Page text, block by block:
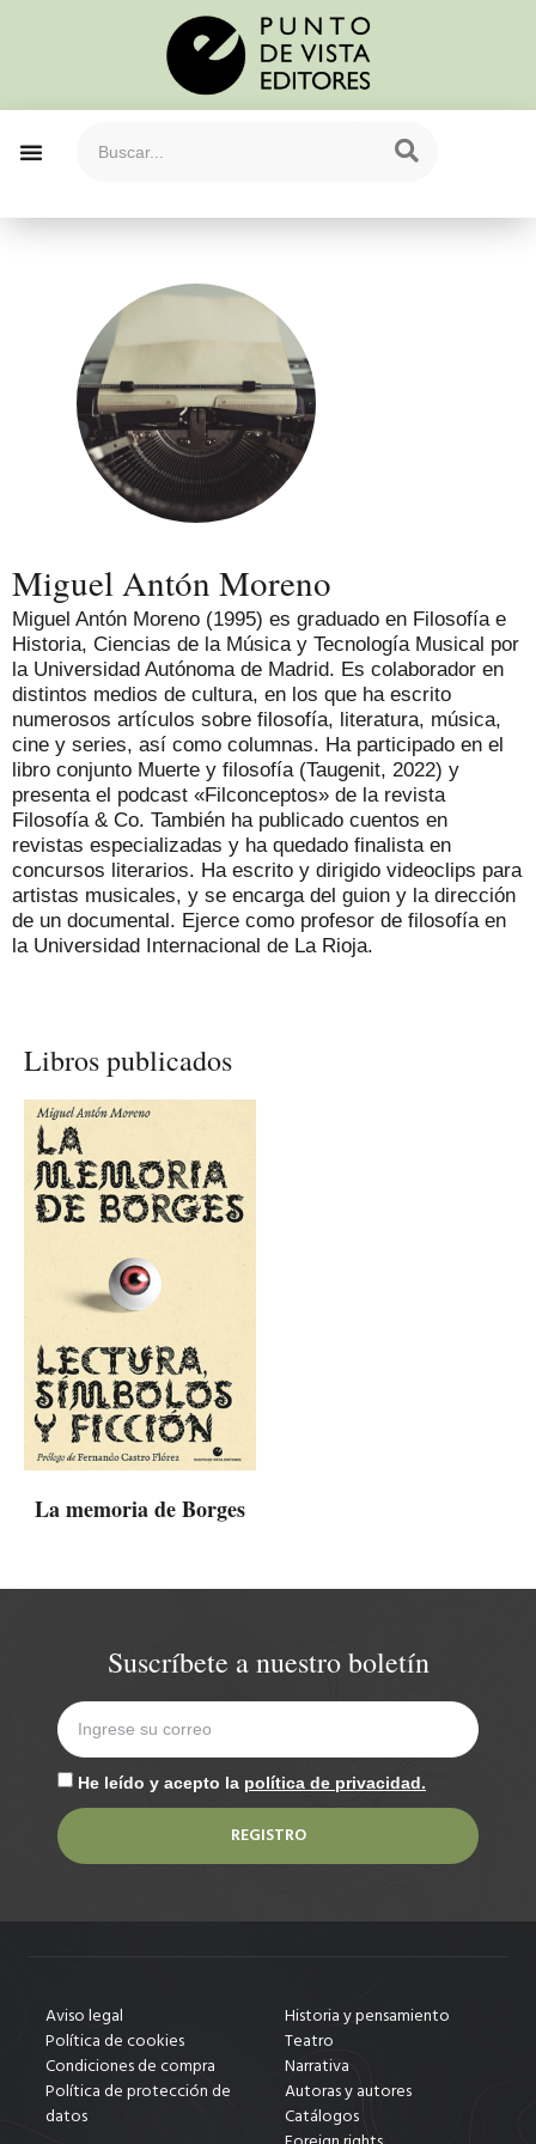
Miguel Antón Moreno
Miguel Antón Moreno (1995) es graduado en Filosofía e
Historia, Ciencias de la Música y Tecnología Musical por
la Universidad Autónoma de Madrid. Es colaborador en
distintos medios de cultura, en los que ha escrito
numerosos artículos sobre filosofía, literatura, música,
cine y series, así como columnas. Ha participado en el
libro conjunto Muerte y filosofía (Taugenit, 2022) y
presenta el podcast «Filconceptos» de la revista
Filosofía & Co. También ha publicado cuentos en
revistas especializadas y ha quedado finalista en
concursos literarios. Ha escrito y dirigido videoclips para
artistas musicales, y se encarga del guion y la dirección
de un documental. Ejerce como profesor de filosofía en
la Universidad Internacional de La Rioja.
Libros publicados
La memoria de Borges
Suscríbete a nuestro boletín
He leído y acepto la política de privacidad.
REGISTRO
Aviso legal
Política de cookies
Condiciones de compra
Política de protección de
datos
Historia y pensamiento
Teatro
Narrativa
Autoras y autores
Catálogos